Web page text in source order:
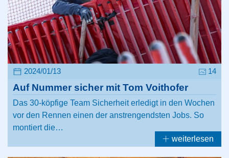
2024/01/13 14
Auf Nummer sicher mit Tom Voithofer
Das 30-köpfige Team Sicherheit erledigt in den Wochen
vor den Rennen einen der anstrengendsten Jobs. So
montiert die…
weiterlesen